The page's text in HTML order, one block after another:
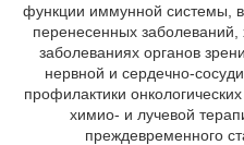
функции иммунной системы,
перенесенных заболеваний,
заболеваниях органов
нервной и сердечно-
профилактики
химио- и лучевой
преждевременного